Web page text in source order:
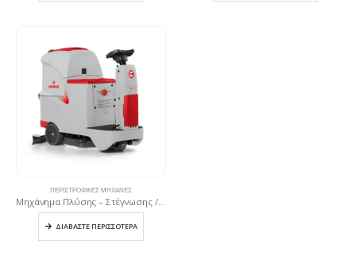
ΠΕΡΙΣΤΡΟΦΙΚΈΣ ΜΗΧΑΝΈΣ
Μηχάνημα Πλύσης – Στέγνωσης / Innova 55 B
ΔΙΑΒΆΣΤΕ ΠΕΡΙΣΣΌΤΕΡΑ